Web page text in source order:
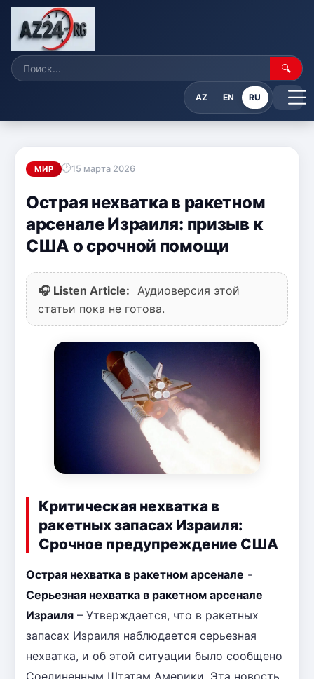
🔍
AZ EN RU
МИР 15 марта 2026
Острая нехватка в ракетном
арсенале Израиля: призыв к
США о срочной помощи
🎧 Listen Article:
Аудиоверсия этой
статьи пока не готова.
Критическая нехватка в
ракетных запасах Израиля:
Срочное предупреждение США
Острая нехватка в ракетном арсенале -
Серьезная нехватка в ракетном арсенале
Израиля – Утверждается, что в ракетных
запасах Израиля наблюдается серьезная
нехватка, и об этой ситуации было сообщено
Соединенным Штатам Америки. Эта новость,